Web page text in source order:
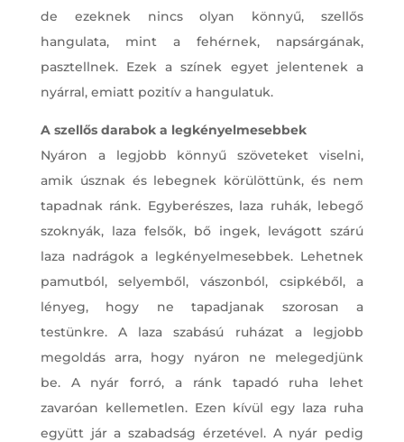
de ezeknek nincs olyan könnyű, szellős
hangulata, mint a fehérnek, napsárgának,
pasztellnek. Ezek a színek egyet jelentenek a
nyárral, emiatt pozitív a hangulatuk.
A szellős darabok a legkényelmesebbek
Nyáron a legjobb könnyű szöveteket viselni,
amik úsznak és lebegnek körülöttünk, és nem
tapadnak ránk. Egyberészes, laza ruhák, lebegő
szoknyák, laza felsők, bő ingek, levágott szárú
laza nadrágok a legkényelmesebbek. Lehetnek
pamutból, selyemből, vászonból, csipkéből, a
lényeg, hogy ne tapadjanak szorosan a
testünkre. A laza szabású ruházat a legjobb
megoldás arra, hogy nyáron ne melegedjünk
be. A nyár forró, a ránk tapadó ruha lehet
zavaróan kellemetlen. Ezen kívül egy laza ruha
együtt jár a szabadság érzetével. A nyár pedig